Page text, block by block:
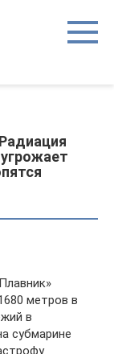
метров в
в
субмарине